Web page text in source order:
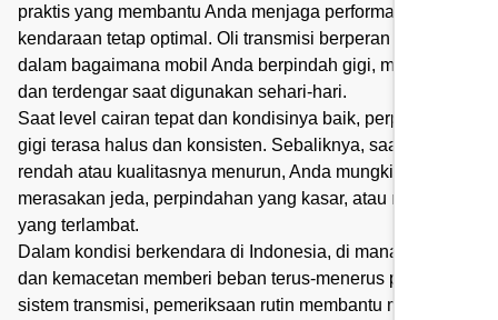
praktis yang membantu Anda menjaga performa
kendaraan tetap optimal. Oli transmisi berperan langsung
dalam bagaimana mobil Anda berpindah gigi, merespons,
dan terdengar saat digunakan sehari-hari.
Saat level cairan tepat dan kondisinya baik, perpindahan
gigi terasa halus dan konsisten. Sebaliknya, saat cairan
rendah atau kualitasnya menurun, Anda mungkin
merasakan jeda, perpindahan yang kasar, atau respons
yang terlambat.
Dalam kondisi berkendara di Indonesia, di mana panas
dan kemacetan memberi beban terus-menerus pada
sistem transmisi, pemeriksaan rutin membantu mencegah